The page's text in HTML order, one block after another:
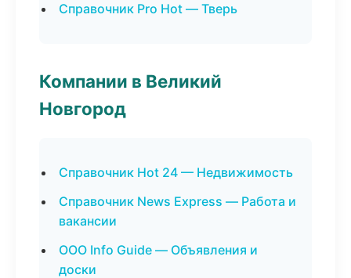
Справочник Pro Hot — Тверь
Компании в Великий
Новгород
Справочник Hot 24 — Недвижимость
Справочник News Express — Работа и
вакансии
ООО Info Guide — Объявления и
доски